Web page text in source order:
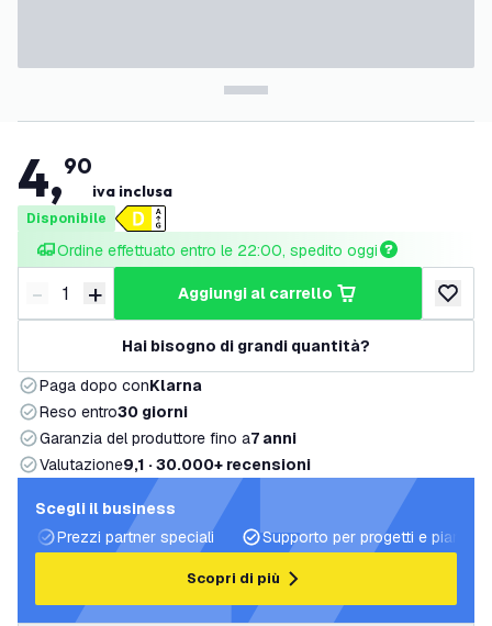
4,90
iva inclusa
Disponibile
Ordine effettuato entro le 22:00, spedito oggi
Riduci quantità
- Aumenta quantità
+ aggiungi al carrello
Hai bisogno di grandi quantità?
Paga dopo conKlarna
Reso entro30 giorni
Garanzia del produttore fino a7 anni
Valutazione9,1 · 30.000+ recensioni
Scegli il business
Prezzi partner speciali
Supporto per progetti e piani di
Scopri di più